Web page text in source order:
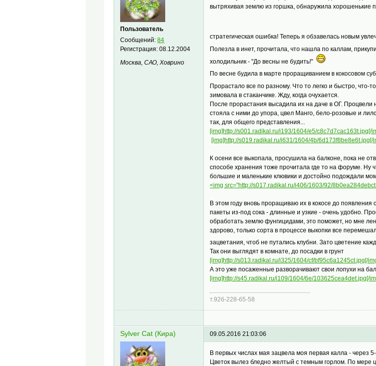
Пользователь
Сообщений:84
Регистрация:08.12.2004
Москва, САО, Ховрино
вытряхивая землю из горшка, обнаружила хорошенькие
стратегическая ошибка! Теперь я обзавелась новым
Полезла в инет, прочитала, что нашла по каллам,
холодильник - "До весны не будить!"
По весне будила в марте проращиванием в кокосовом
Прорастало все по разному. Что то легко и быстро, что-
зимовала в стаканчике. Жду, когда очухается.
После прорастания высадила их на даче в ОГ. Процвели
стояла с ними до упора, цвел Манго, бело-розовые и
так, для общего представления...
[img]http://s001.radikal.ru/i193/1604/e5/c8c7d7cac163t.jpg[/
[img]http://s019.radikal.ru/i631/1604/4b/6d173f8be8e6t.jpg[/
К осени все выкопала, просушила на балконе, пока не
способе хранения тоже прочитала где то на форуме. Ну
большие и маленькие клювики и достойно подождали
<img src="http://s017.radikal.ru/i406/1603/92/
В этом году вновь проращиваю их в кокосе до
пакеты из-под сока - длинные и узкие - очень удобно.
обработать землю фунгицидами, это поможет, но мне
здорово, только сорта в процессе выкопки все
зацветания, чтоб не путались клубни. Зато цветение
Так они выглядят в комнате, до посадки в грунт
[img]http://s013.radikal.ru/i325/1604/cf/bf95c6a1245ct.jpg[/
А это уже посаженные разворачивают свои лопухи на
[img]http://s45.radikal.ru/i109/1604/6e/103625cea4det.jpg[/
т.92б-228-б5-58
Sylver Cat (Кира) 09.05.2016 21:03:06
В первых числах мая зацвела моя первая калла - через
Цветок вылез бледно желтый с темным горлом. По мере